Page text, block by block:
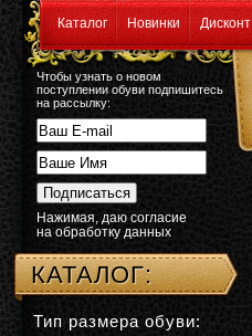
Каталог Новинки Дисконт
Чтобы узнать о новом
поступлении обуви подпишитесь
на рассылку:
Нажимая, даю согласие
на обработку данных
КАТАЛОГ:
Тип размера обуви: